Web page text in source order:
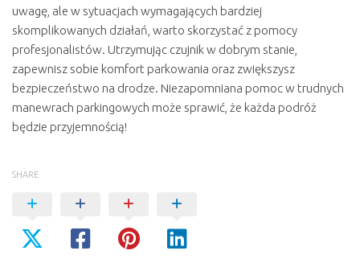
uwagę, ale w sytuacjach wymagających bardziej
skomplikowanych działań, warto skorzystać z pomocy
profesjonalistów. Utrzymując czujnik w dobrym stanie,
zapewnisz sobie komfort parkowania oraz zwiększysz
bezpieczeństwo na drodze. Niezapomniana pomoc w trudnych
manewrach parkingowych może sprawić, że każda podróż
będzie przyjemnością!
SHARE